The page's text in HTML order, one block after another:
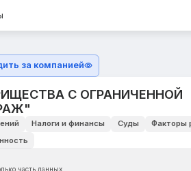
за компанией
С ОГРАНИЧЕННОЙ
Налоги и финансы Суды Факторы
часть данных